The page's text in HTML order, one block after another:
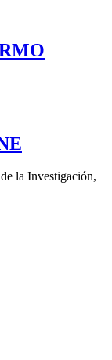
la Investigación,